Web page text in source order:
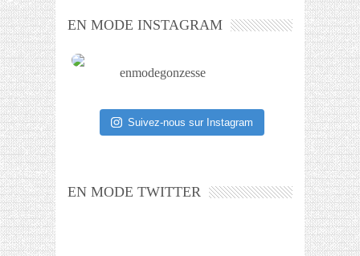
EN MODE INSTAGRAM
enmodegonzesse
Suivez-nous sur Instagram
EN MODE TWITTER